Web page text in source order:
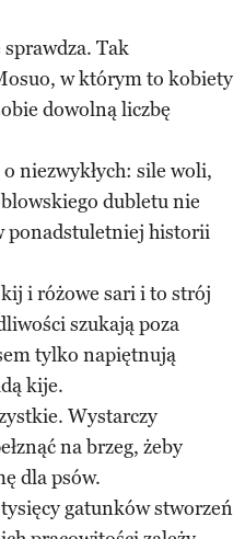
Tak
w którym to kobiety
dowolną liczbę
niezwykłych: sile woli,
dubletu nie
ponadstuletniej historii
i różowe sari i to strój
szukają poza
tylko napiętnują
kije.
Wystarczy
na brzeg, żeby
dla psów.
gatunków stworzeń